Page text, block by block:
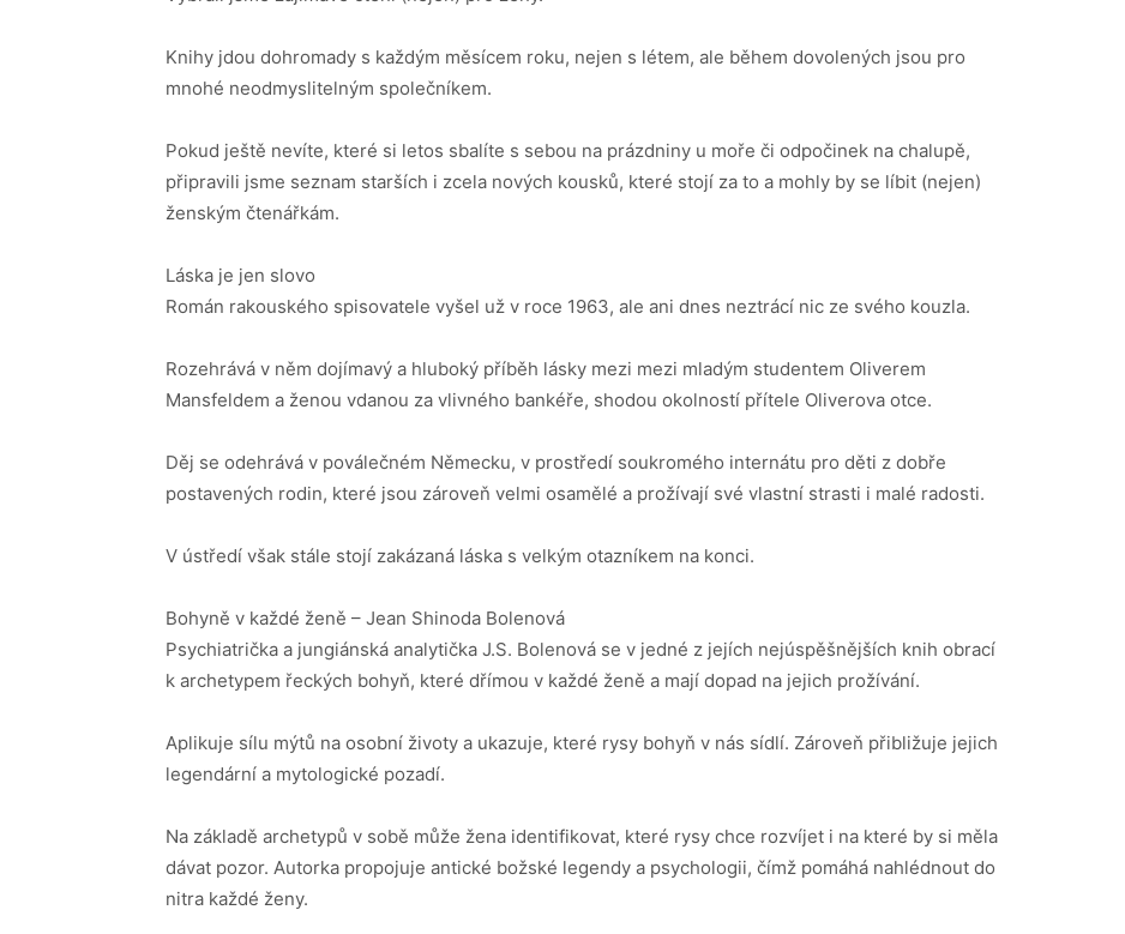
Knihy jdou dohromady s každým měsícem roku, nejen s létem, ale během dovolených jsou pro
mnohé neodmyslitelným společníkem.
Pokud ještě nevíte, které si letos sbalíte s sebou na prázdniny u moře či odpočinek na chalupě,
připravili jsme seznam starších i zcela nových kousků, které stojí za to a mohly by se líbit (nejen)
ženským čtenářkám.
Láska je jen slovo
Román rakouského spisovatele vyšel už v roce 1963, ale ani dnes neztrácí nic ze svého kouzla.
Rozehrává v něm dojímavý a hluboký příběh lásky mezi mezi mladým studentem Oliverem
Mansfeldem a ženou vdanou za vlivného bankéře, shodou okolností přítele Oliverova otce.
Děj se odehrává v poválečném Německu, v prostředí soukromého internátu pro děti z dobře
postavených rodin, které jsou zároveň velmi osamělé a prožívají své vlastní strasti i malé radosti.
V ústředí však stále stojí zakázaná láska s velkým otazníkem na konci.
Bohyně v každé ženě – Jean Shinoda Bolenová
Psychiatrička a jungiánská analytička J.S. Bolenová se v jedné z jejích nejúspěšnějších knih obrací
k archetypem řeckých bohyň, které dřímou v každé ženě a mají dopad na jejich prožívání.
Aplikuje sílu mýtů na osobní životy a ukazuje, které rysy bohyň v nás sídlí. Zároveň přibližuje jejich
legendární a mytologické pozadí.
Na základě archetypů v sobě může žena identifikovat, které rysy chce rozvíjet i na které by si měla
dávat pozor. Autorka propojuje antické božské legendy a psychologii, čímž pomáhá nahlédnout do
nitra každé ženy.